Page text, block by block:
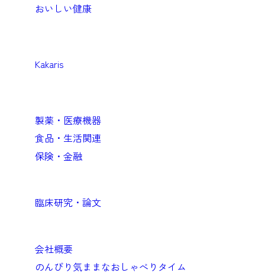
おいしい健康
Kakaris
製薬・医療機器
食品・生活関連
保険・金融
臨床研究・論文
会社概要
のんびり気ままなおしゃべりタイム